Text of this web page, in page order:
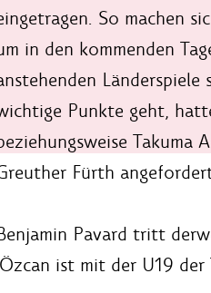
So machen
in den kommenden
Punkte geht,
Takuma
Fürth
Pavard tritt
ist mit der U19